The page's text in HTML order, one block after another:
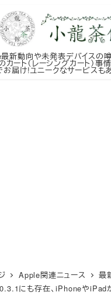
新動向や未発表デバイスの噂
カート（レーシングカート）事
お届け!ユニークなサービスも
Apple関連ニュース
最
にも存在、iPhoneやiPad